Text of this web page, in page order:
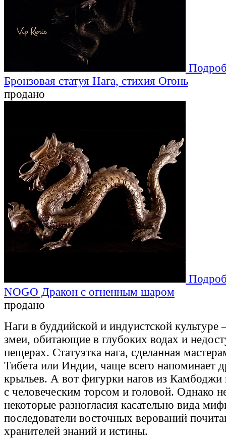
Бронзовая статуя Нага, стихия Огонь
продано
NOGO Дракон с огненным шаром
продано
Наги в буддийской и индуистской культуре
змеи, обитающие в глубоких водах и
пещерах. Статуэтка нага, сделанная
Тибета или Индии, чаще всего напоминает
крыльев. А вот фигурки нагов из Камбоджи
с человеческим торсом и головой. Однако
некоторые разногласия касательно вида
последователи восточных верований
хранителей знаний и истины.